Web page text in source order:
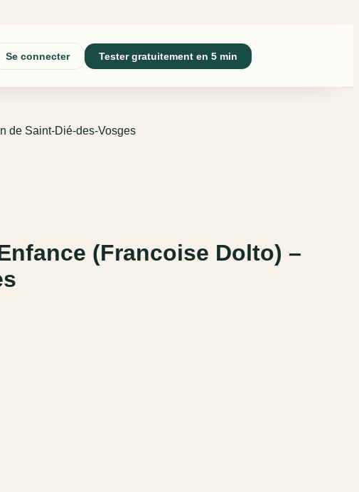
Se connecter Tester gratuitement en 5 min
de Saint-Dié-des-Vosges
(Francoise Dolto) –